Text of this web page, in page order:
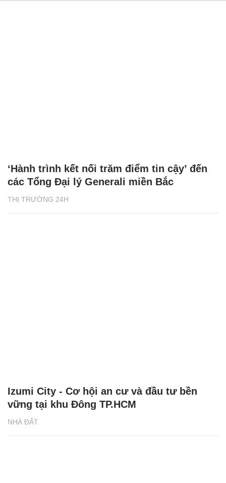
THỊ TRƯỜNG 24H
‘Hành trình kết nối trăm điểm tin cậy’ đến
các Tổng Đại lý Generali miền Bắc
NHÀ ĐẤT
Izumi City - Cơ hội an cư và đầu tư bền
vững tại khu Đông TP.HCM